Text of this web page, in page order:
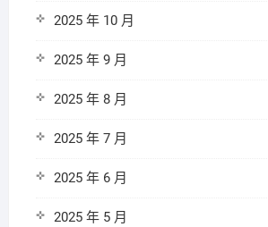
2025 年 10 月
2025 年 9 月
2025 年 8 月
2025 年 7 月
2025 年 6 月
2025 年 5 月